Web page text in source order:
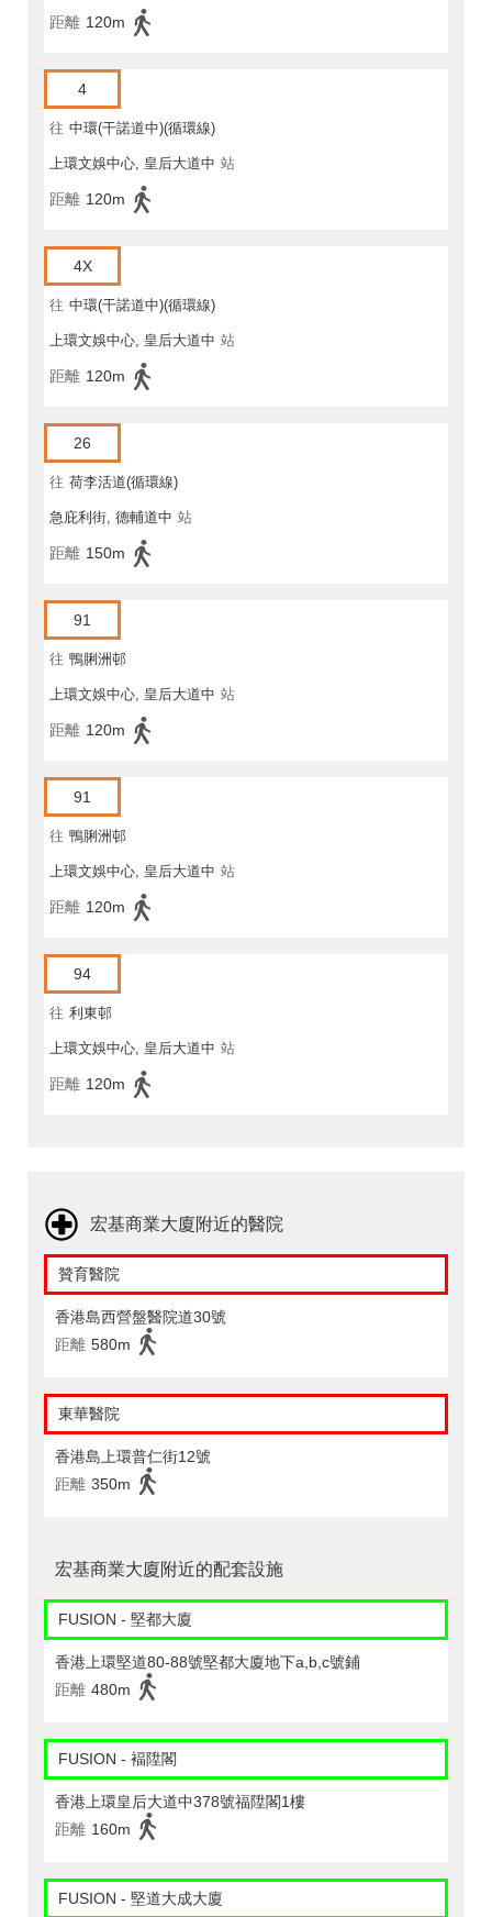
距離 120m
4
往 中環(干諾道中)(循環線)
上環文娛中心, 皇后大道中 站
距離 120m
4X
往 中環(干諾道中)(循環線)
上環文娛中心, 皇后大道中 站
距離 120m
26
往 荷李活道(循環線)
急庇利街, 德輔道中 站
距離 150m
91
往 鴨脷洲邨
上環文娛中心, 皇后大道中 站
距離 120m
91
往 鴨脷洲邨
上環文娛中心, 皇后大道中 站
距離 120m
94
往 利東邨
上環文娛中心, 皇后大道中 站
距離 120m
宏基商業大廈附近的醫院
贊育醫院
香港島西營盤醫院道30號
距離 580m
東華醫院
香港島上環普仁街12號
距離 350m
宏基商業大廈附近的配套設施
FUSION - 堅都大廈
香港上環堅道80-88號堅都大廈地下a,b,c號鋪
距離 480m
FUSION - 褔陞閣
香港上環皇后大道中378號福陞閣1樓
距離 160m
FUSION - 堅道大成大廈